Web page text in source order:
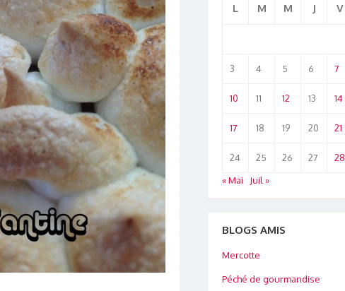
L M M J V
3 4 5 6 7
10 11 12 13 14
17 18 19 20 21
24 25 26 27 28
« Mai
Juil »
BLOGS AMIS
Mercotte
Péché de gourmandise